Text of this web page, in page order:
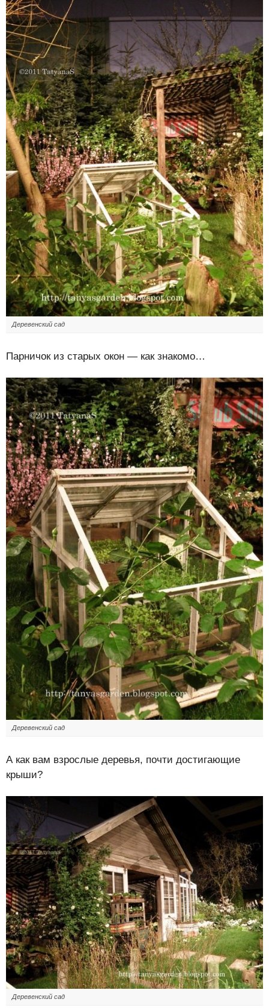
Деревенский сад
Парничок из старых окон — как знакомо…
Деревенский сад
А как вам взрослые деревья, почти достигающие
крыши?
Деревенский сад